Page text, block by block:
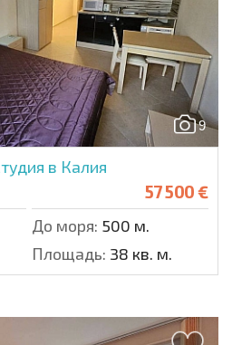
9
в Калия
57 500 €
До моря: 500 м.
Площадь: 38 кв. м.